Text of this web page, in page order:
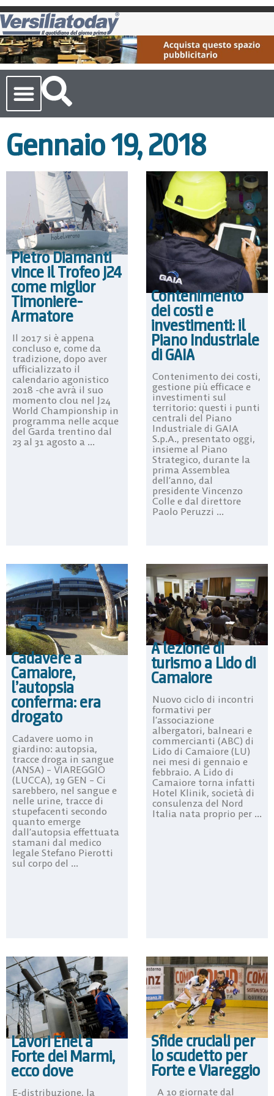
Gennaio 19, 2018
Pietro Diamanti
vince il Trofeo J24
come miglior
Timoniere-
Armatore
Il 2017 si è appena
concluso e, come da
tradizione, dopo aver
ufficializzato il
calendario agonistico
2018 -che avrà il suo
momento clou nel J24
World Championship in
programma nelle acque
del Garda trentino dal
23 al 31 agosto a ...
Contenimento
dei costi e
investimenti: il
Piano Industriale
di GAIA
Contenimento dei costi,
gestione più efficace e
investimenti sul
territorio: questi i punti
centrali del Piano
Industriale di GAIA
S.p.A., presentato oggi,
insieme al Piano
Strategico, durante la
prima Assemblea
dell’anno, dal
presidente Vincenzo
Colle e dal direttore
Paolo Peruzzi ...
Cadavere a
Camaiore,
l’autopsia
conferma: era
drogato
Cadavere uomo in
giardino: autopsia,
tracce droga in sangue
(ANSA) – VIAREGGIO
(LUCCA), 19 GEN – Ci
sarebbero, nel sangue e
nelle urine, tracce di
stupefacenti secondo
quanto emerge
dall’autopsia effettuata
stamani dal medico
legale Stefano Pierotti
sul corpo del ...
A lezione di
turismo a Lido di
Camaiore
Nuovo ciclo di incontri
formativi per
l’associazione
albergatori, balneari e
commercianti (ABC) di
Lido di Camaiore (LU)
nei mesi di gennaio e
febbraio. A Lido di
Camaiore torna infatti
Hotel Klinik, società di
consulenza del Nord
Italia nata proprio per ...
Lavori Enel a
Forte dei Marmi,
ecco dove
E-distribuzione, la
Sfide cruciali per
lo scudetto per
Forte e Viareggio
A 10 giornate dal